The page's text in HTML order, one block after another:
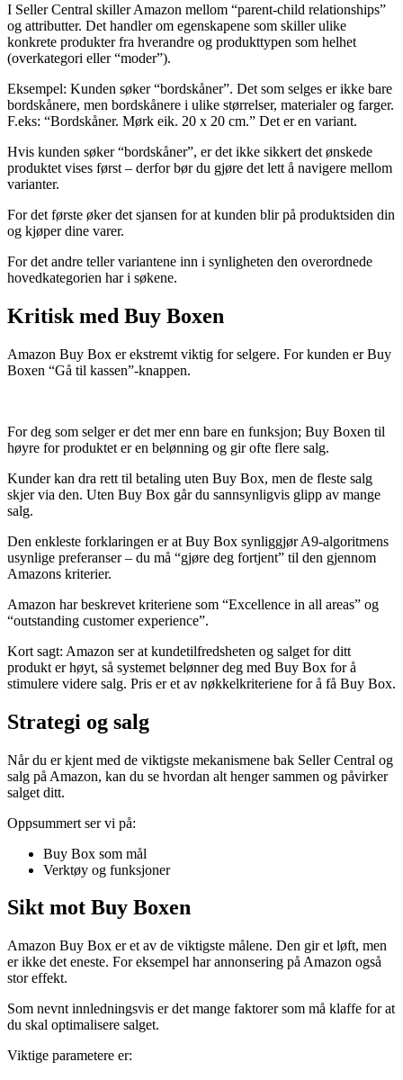
I Seller Central skiller Amazon mellom “parent-child relationships”
og attributter. Det handler om egenskapene som skiller ulike
konkrete produkter fra hverandre og produkttypen som helhet
(overkategori eller “moder”).
Eksempel: Kunden søker “bordskåner”. Det som selges er ikke bare
bordskånere, men bordskånere i ulike størrelser, materialer og farger.
F.eks: “Bordskåner. Mørk eik. 20 x 20 cm.” Det er en variant.
Hvis kunden søker “bordskåner”, er det ikke sikkert det ønskede
produktet vises først – derfor bør du gjøre det lett å navigere mellom
varianter.
For det første øker det sjansen for at kunden blir på produktsiden din
og kjøper dine varer.
For det andre teller variantene inn i synligheten den overordnede
hovedkategorien har i søkene.
Kritisk med Buy Boxen
Amazon Buy Box er ekstremt viktig for selgere. For kunden er Buy
Boxen “Gå til kassen”-knappen.
For deg som selger er det mer enn bare en funksjon; Buy Boxen til
høyre for produktet er en belønning og gir ofte flere salg.
Kunder kan dra rett til betaling uten Buy Box, men de fleste salg
skjer via den. Uten Buy Box går du sannsynligvis glipp av mange
salg.
Den enkleste forklaringen er at Buy Box synliggjør A9-algoritmens
usynlige preferanser – du må “gjøre deg fortjent” til den gjennom
Amazons kriterier.
Amazon har beskrevet kriteriene som “Excellence in all areas” og
“outstanding customer experience”.
Kort sagt: Amazon ser at kundetilfredsheten og salget for ditt
produkt er høyt, så systemet belønner deg med Buy Box for å
stimulere videre salg. Pris er et av nøkkel­kriteriene for å få Buy Box.
Strategi og salg
Når du er kjent med de viktigste mekanismene bak Seller Central og
salg på Amazon, kan du se hvordan alt henger sammen og påvirker
salget ditt.
Oppsummert ser vi på:
Buy Box som mål
Verktøy og funksjoner
Sikt mot Buy Boxen
Amazon Buy Box er et av de viktigste målene. Den gir et løft, men
er ikke det eneste. For eksempel har annonsering på Amazon også
stor effekt.
Som nevnt innledningsvis er det mange faktorer som må klaffe for at
du skal optimalisere salget.
Viktige parametere er: